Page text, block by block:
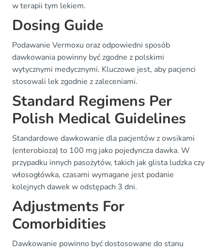
w terapii tym lekiem.
Dosing Guide
Podawanie Vermoxu oraz odpowiedni sposób
dawkowania powinny być zgodne z polskimi
wytycznymi medycznymi. Kluczowe jest, aby pacjenci
stosowali lek zgodnie z zaleceniami.
Standard Regimens Per
Polish Medical Guidelines
Standardowe dawkowanie dla pacjentów z owsikami
(enterobioza) to 100 mg jako pojedyncza dawka. W
przypadku innych pasożytów, takich jak glista ludzka czy
włosogłówka, czasami wymagane jest podanie
kolejnych dawek w odstępach 3 dni.
Adjustments For
Comorbidities
Dawkowanie powinno być dostosowane do stanu